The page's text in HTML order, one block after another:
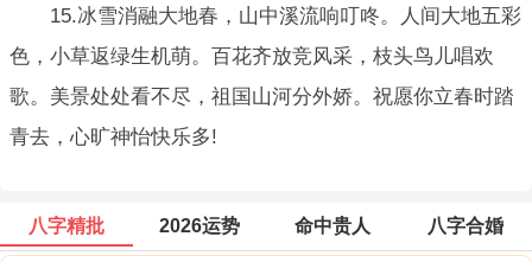
15.冰雪消融大地春，山中溪流响叮咚。人间大地五彩
色，小草返绿生机萌。百花齐放竞风采，枝头鸟儿唱欢
歌。美景处处看不尽，祖国山河分外娇。祝愿你立春时踏
青去，心旷神怡快乐多!
八字精批 2026运势 命中贵人 八字合婚